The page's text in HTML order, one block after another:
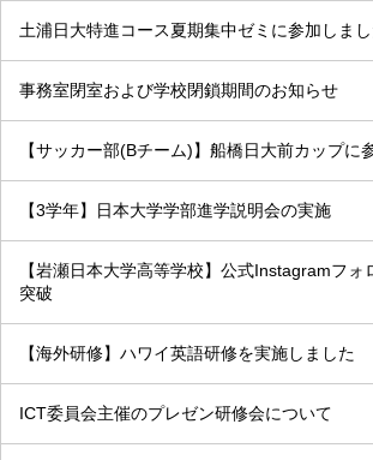
土浦日大特進コース夏期集中ゼミに参加しま
事務室閉室および学校閉鎖期間のお知らせ
【サッカー部(Bチーム)】船橋日大前カップに
【3学年】日本大学学部進学説明会の実施
【岩瀬日本大学高等学校】公式Instagramフォ
突破
【海外研修】ハワイ英語研修を実施しました
ICT委員会主催のプレゼン研修会について